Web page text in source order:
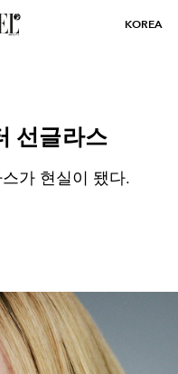
KOREA
선글라스
가 현실이 됐다.